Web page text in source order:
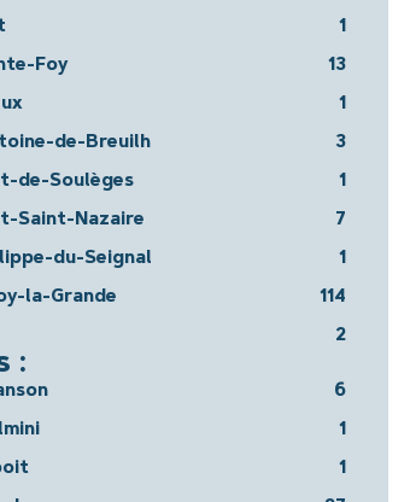
1
Foy 13
1
de-Breuilh 3
de-Soulèges 1
Saint-Nazaire 7
du-Seignal 1
la-Grande 114
2
:
6
1
1